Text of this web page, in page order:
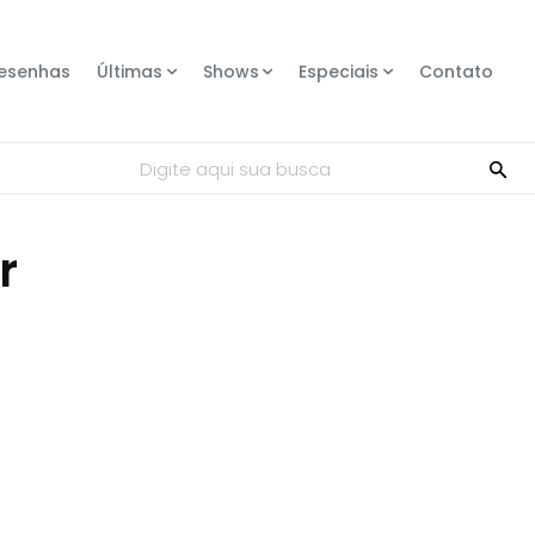
Últimas Shows Especiais Contato
Digite aqui sua busca